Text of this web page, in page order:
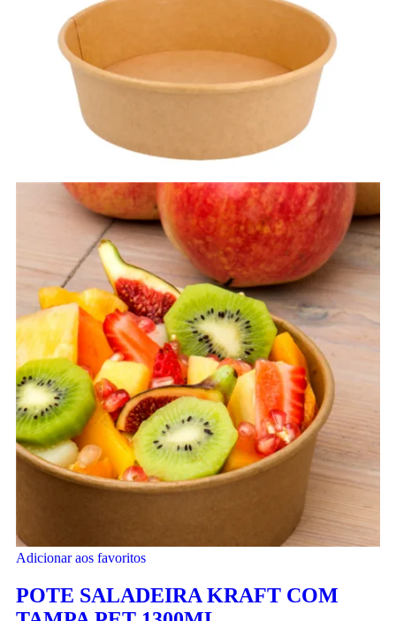
Adicionar aos favoritos
POTE SALADEIRA KRAFT COM